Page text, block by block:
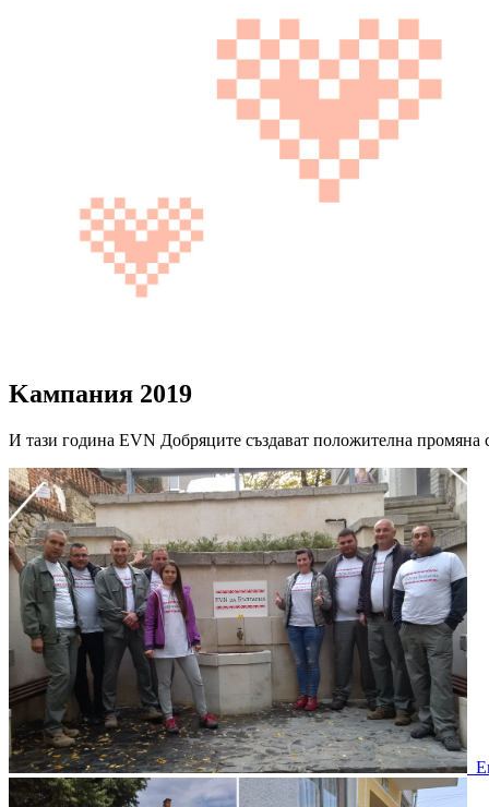
Kампания 2019
И тази година EVN Добряците създават положителна